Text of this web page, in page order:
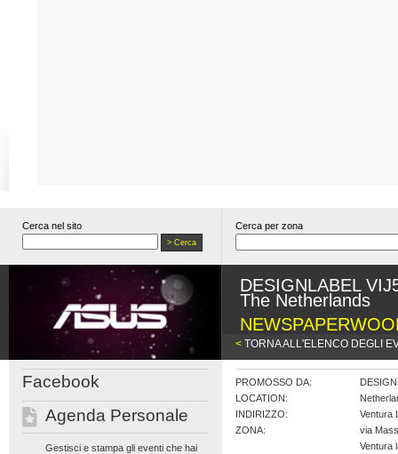
Cerca nel sito Cerca per zona
DESIGNLABEL
The Netherlands
< TORNA ALL'ELENCO DEGLI
Facebook
Agenda Personale
Gestisci e stampa gli eventi che hai
PROMOSSO DA:
LOCATION:
INDIRIZZO:
ZONA:
Ventura
via
Ventura